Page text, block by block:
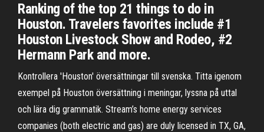
Ranking of the top 21 things to do in
Houston. Travelers favorites include #1
Houston Livestock Show and Rodeo, #2
Hermann Park and more.
Kontrollera 'Houston' översättningar till svenska. Titta igenom
exempel på Houston översättning i meningar, lyssna på uttal
och lära dig grammatik. Stream’s home energy services
companies (both electric and gas) are duly licensed in TX, GA,